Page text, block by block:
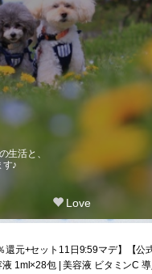
生活と、
♪
Love
還元+セット11日9:59マデ】【公
液 1ml×28包 | 美容液 ビタミンC